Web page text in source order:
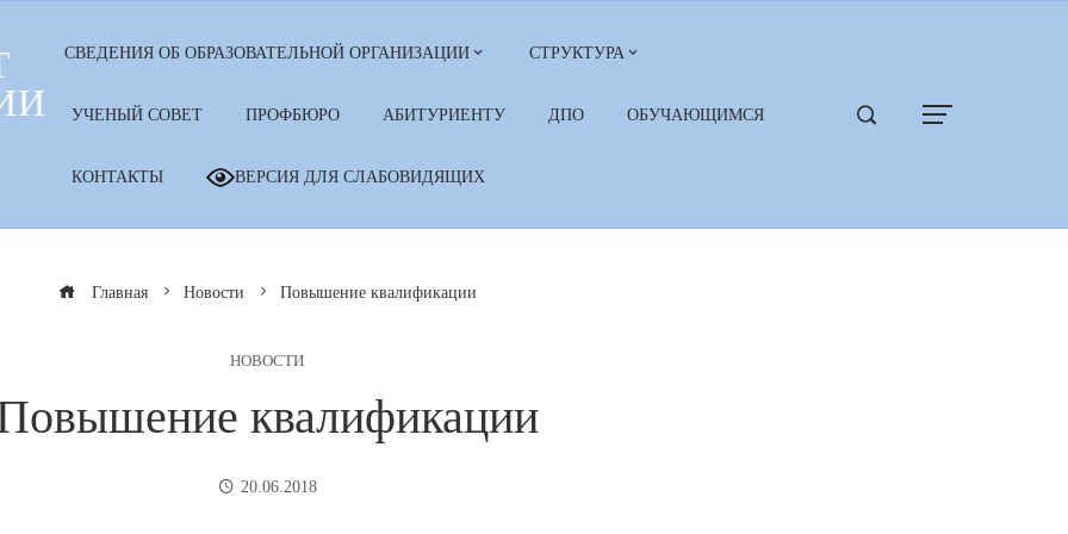
СВЕДЕНИЯ ОБ ОБРАЗОВАТЕЛЬНОЙ ОРГАНИЗАЦИИ СТРУКТУРА
УЧЕНЫЙ СОВЕТ ПРОФБЮРО АБИТУРИЕНТУ ДПО ОБУЧАЮЩИМСЯ
КОНТАКТЫ ВЕРСИЯ ДЛЯ СЛАБОВИДЯЩИХ
Главная Новости Повышение квалификации
НОВОСТИ
квалификации
20.06.2018